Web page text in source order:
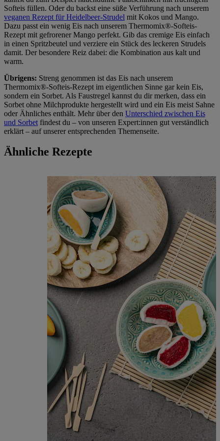
Softeis füllen. Oder du backst eine süße Verführung nach unserem
veganen Rezept für Heidelbeer-Strudel mit Kokos und Mango.
Dazu passt ein wenig Eis nach unserem Thermomix®-Softeis-
Rezept mit gefrorener Mango perfekt. Gib das cremige Eis einfach
in einen Spritzbeutel und verziere ein Stück des leckeren Strudels
damit. Der besondere Reiz dabei: die Kombination aus kalt und
warm.
Übrigens: Streng genommen ist das Eis nach unserem
Thermomix®-Softeis-Rezept im eigentlichen Sinne gar kein Eis,
sondern ein Sorbet. Als Faustregel kannst du dir merken, dass ein
Sorbet ohne Milchprodukte hergestellt wird und ein Eis meist Sahne
oder Ähnliches enthält. Mehr über den Unterschied zwischen Eis
und Sorbet findest du – von unseren Expert:innen gut verständlich
erklärt – auf unserer entsprechenden Themenseite.
Ähnliche Rezepte